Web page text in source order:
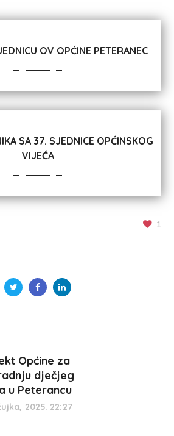
OV OPĆINE PETERANEC
SA 37. SJEDNICE OPĆINSKOG
VIJEĆA
1
Općine za
dječjeg
u Peterancu
2025. 22:27